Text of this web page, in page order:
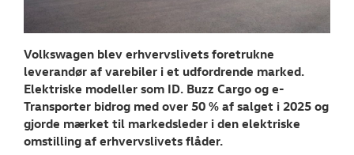
RESERVEDELE
NYHEDER
Semler
åbner
Volkswagen blev erhvervslivets foretrukne
leverandør af varebiler i et udfordrende marked.
Elektriske modeller som ID. Buzz Cargo og e-
Transporter bidrog med over 50 % af salget i 2025 og
gjorde mærket til markedsleder i den elektriske
omstilling af erhvervslivets flåder.